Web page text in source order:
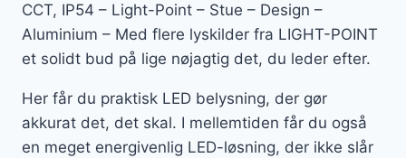
CCT, IP54 – Light-Point – Stue – Design –
Aluminium – Med flere lyskilder fra LIGHT-POINT
et solidt bud på lige nøjagtig det, du leder efter.
Her får du praktisk LED belysning, der gør
akkurat det, det skal. I mellemtiden får du også
en meget energivenlig LED-løsning, der ikke slår